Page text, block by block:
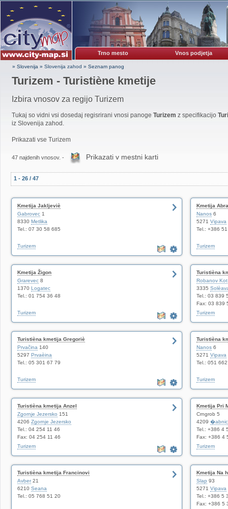
Trno mesto Vnos podjetja
» Slovenija » Slovenija zahod » Seznam panog
Turizem - Turistiène kmetije
Izbira vnosov za regijo Turizem
Tukaj so vidni vsi dosedaj regisrirani vnosi panoge Turizem z specifikacijo
iz Slovenija zahod.
Prikazati vse Turizem
47 najdenih vnosov. - Prikazati v mestni karti
1 - 26 / 47
Kmetija Jakljeviè
Gabrovec 1
8330 Metlika
Tel.: 07 30 58 685
Turizem
Kmetija
Nanos 6
5271 Vipava
Tel.: +386
Turizem
Kmetija Žigon
Grarevec 8
1370 Logatec
Tel.: 01 754 36 48
Turizem
Turistièna
Robanov Kot
3335
Tel.: 03 839
Fax: 03 839
Turizem
Turistièna kmetija Gregoriè
Prvačina 140
5297 Prvaèina
Tel.: 05 301 67 79
Turizem
Turistièna
Nanos 6
5271 Vipava
Tel.: 051
Turizem
Turistièna kmetija Anzel
Zgornje Jezersko 151
4206 Zgornje Jezersko
Tel.: 04 254 11 46
Fax: 04 254 11 46
Turizem
Kmetija Pri
Crngrob 5
4209
Tel.: +386 4
Fax: +386 4
Turizem
Turistièna kmetija Francinovi
Avber21
6210 Seana
Tel.: 05 768 51 20
Kmetija Na
Slap 93
5271 Vipava
Tel.: +386 5
Fax: +386 5